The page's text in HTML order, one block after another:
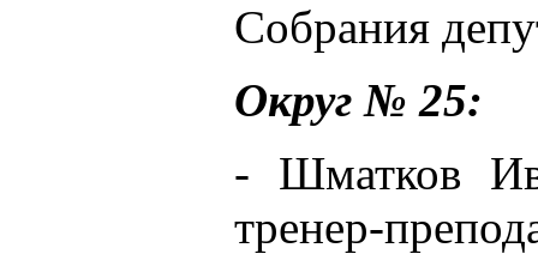
Собрания
Округ № 25:
- Шматков
тренер-